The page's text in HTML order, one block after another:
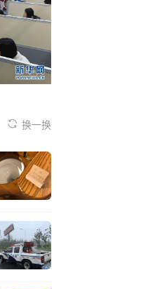
换一换